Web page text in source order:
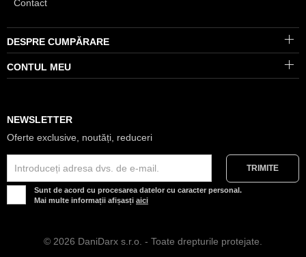
Contact
DESPRE CUMPĂRARE
CONTUL MEU
NEWSLETTER
Oferte exclusive, noutăți, reduceri
Sunt de acord cu procesarea datelor cu caracter personal.
Mai multe informații afișasți aici
© 2026 DaniDarx s.r.o. - Toate drepturile protejate.